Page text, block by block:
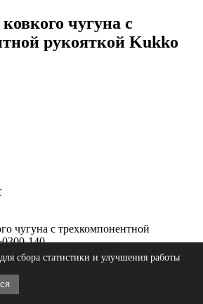
чугуна с
рукояткой Kukko
чугуна с трехкомпонентной
140
сбора статистики и улучшения работы